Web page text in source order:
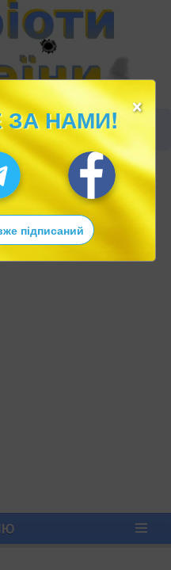
×
ЗА НАМИ!
підписаний